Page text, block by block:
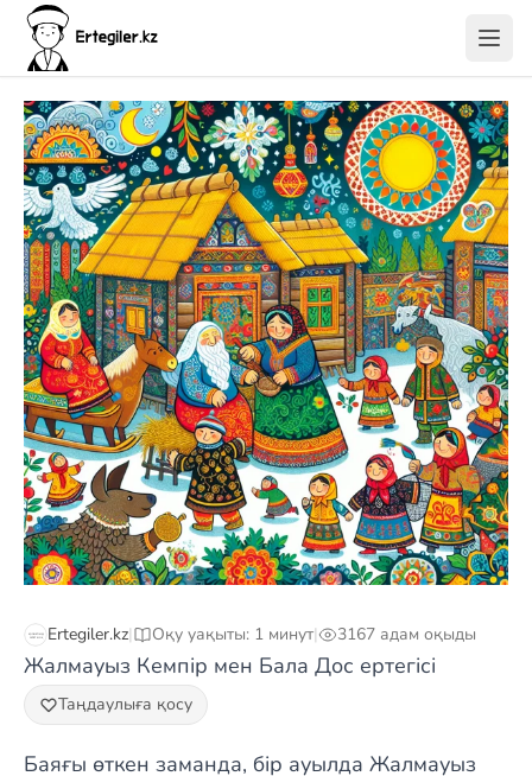
Ertegiler.kz| Оқу уақыты: 1 минут| 3167 адам оқыды
Жалмауыз Кемпір мен Бала Дос ертегісі
Таңдаулыға қосу
Баяғы өткен заманда, бір ауылда Жалмауыз